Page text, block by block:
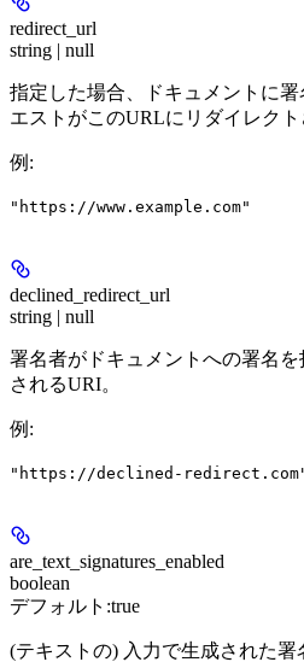
redirect_url
string | null
指定した場合、ドキュメントに
エストがこのURLにリダイレクト
例 :
"https://www.example.com"
declined_redirect_url
string | null
署名者がドキュメントへの署名
されるURI。
例 :
"https://declined-
are_text_signatures_enabled
boolean
デフォルト:true
(テキストの) 入力で生成された署